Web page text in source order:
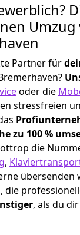
Umzug
Partner für
oder die
stressfreien
zu 100 %
die
,
übersenden
die
, als du